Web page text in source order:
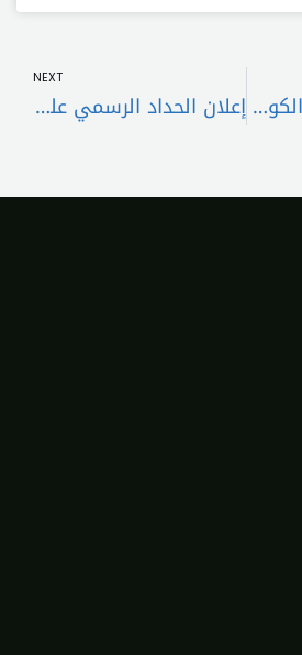
الحريري ينعي أمير الكويت
NEXT
إعلان الحداد الرسمي على وفاة أمير الكويت